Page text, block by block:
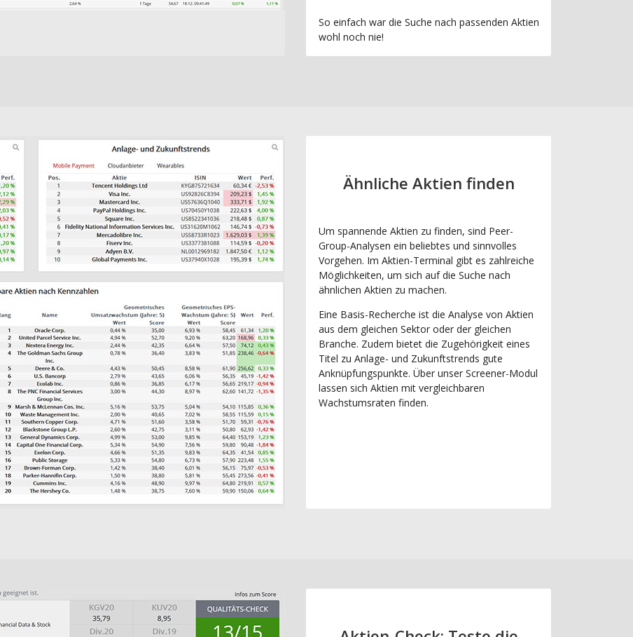
So einfach war die Suche nach passenden Aktien
wohl noch nie!
Ähnliche Aktien finden
Um spannende Aktien zu finden, sind Peer-
Group-Analysen ein beliebtes und sinnvolles
Vorgehen. Im Aktien-Terminal gibt es zahlreiche
Möglichkeiten, um sich auf die Suche nach
ähnlichen Aktien zu machen.
Eine Basis-Recherche ist die Analyse von Aktien
aus dem gleichen Sektor oder der gleichen
Branche. Zudem bietet die Zugehörigkeit eines
Titel zu Anlage- und Zukunftstrends gute
Anknüpfungspunkte. Über unser Screener-Modul
lassen sich Aktien mit vergleichbaren
Wachstumsraten finden.